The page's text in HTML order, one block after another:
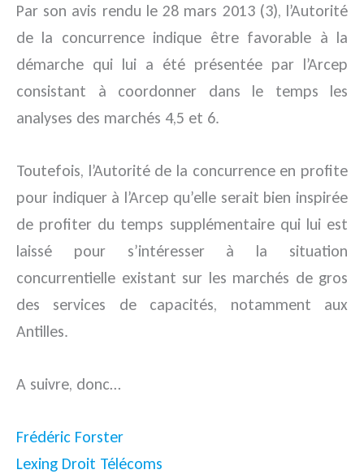
Par son avis rendu le 28 mars 2013 (3), l’Autorité
de la concurrence indique être favorable à la
démarche qui lui a été présentée par l’Arcep
consistant à coordonner dans le temps les
analyses des marchés 4,5 et 6.
Toutefois, l’Autorité de la concurrence en profite
pour indiquer à l’Arcep qu’elle serait bien inspirée
de profiter du temps supplémentaire qui lui est
laissé pour s’intéresser à la situation
concurrentielle existant sur les marchés de gros
des services de capacités, notamment aux
Antilles.
A suivre, donc…
Frédéric Forster
Lexing Droit Télécoms